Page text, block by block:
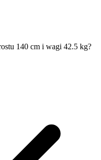
140 cm i wagi 42.5 kg?